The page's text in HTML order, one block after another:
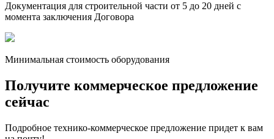
Документация для строительной части от 5 до 20 дней с
момента заключения Договора
Минимальная стоимость оборудования
Получите коммерческое предложение
сейчас
Подробное технико-коммерческое предложение придет к вам